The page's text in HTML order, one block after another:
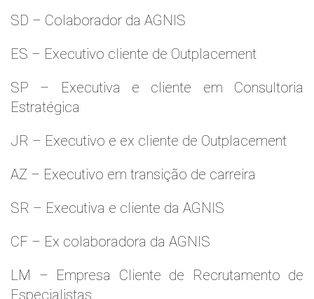
SD – Colaborador da AGNIS
ES – Executivo cliente de Outplacement
SP – Executiva e cliente em Consultoria
Estratégica
JR – Executivo e ex cliente de Outplacement
AZ – Executivo em transição de carreira
SR – Executiva e cliente da AGNIS
CF – Ex colaboradora da AGNIS
LM – Empresa Cliente de Recrutamento de
Especialistas